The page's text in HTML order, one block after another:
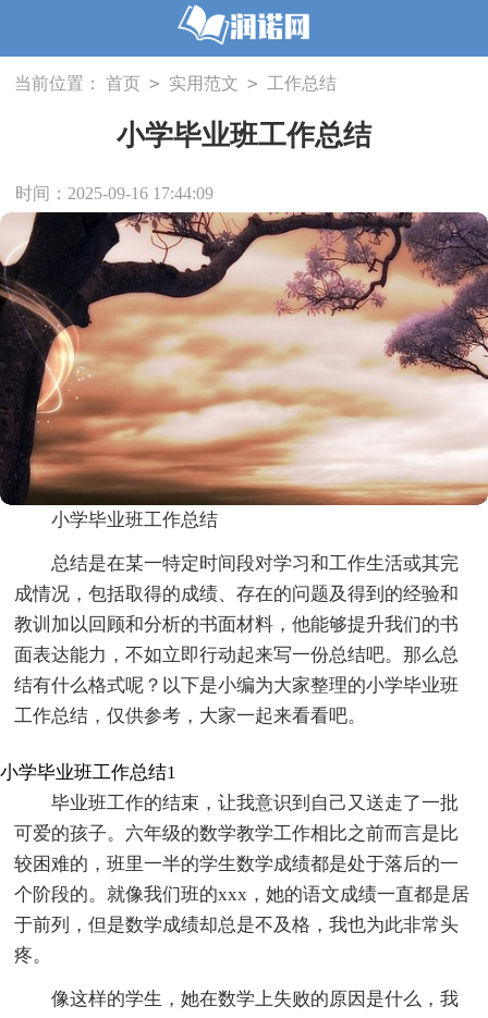
当前位置： 首页 > 实用范文 > 工作总结
小学毕业班工作总结
时间：2025-09-16 17:44:09
小学毕业班工作总结
总结是在某一特定时间段对学习和工作生活或其完
成情况，包括取得的成绩、存在的问题及得到的经验和
教训加以回顾和分析的书面材料，他能够提升我们的书
面表达能力，不如立即行动起来写一份总结吧。那么总
结有什么格式呢？以下是小编为大家整理的小学毕业班
工作总结，仅供参考，大家一起来看看吧。
小学毕业班工作总结1
毕业班工作的结束，让我意识到自己又送走了一批
可爱的孩子。六年级的数学教学工作相比之前而言是比
较困难的，班里一半的学生数学成绩都是处于落后的一
个阶段的。就像我们班的xxx，她的语文成绩一直都是居
于前列，但是数学成绩却总是不及格，我也为此非常头
疼。
像这样的学生，她在数学上失败的原因是什么，我